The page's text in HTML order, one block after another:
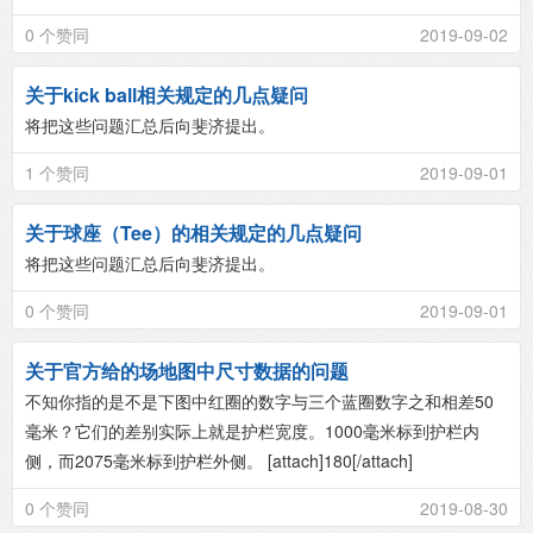
0 个赞同
2019-09-02
关于kick ball相关规定的几点疑问
将把这些问题汇总后向斐济提出。
1 个赞同
2019-09-01
关于球座（Tee）的相关规定的几点疑问
将把这些问题汇总后向斐济提出。
0 个赞同
2019-09-01
关于官方给的场地图中尺寸数据的问题
不知你指的是不是下图中红圈的数字与三个蓝圈数字之和相差50
毫米？它们的差别实际上就是护栏宽度。1000毫米标到护栏内
侧，而2075毫米标到护栏外侧。 [attach]180[/attach]
0 个赞同
2019-08-30